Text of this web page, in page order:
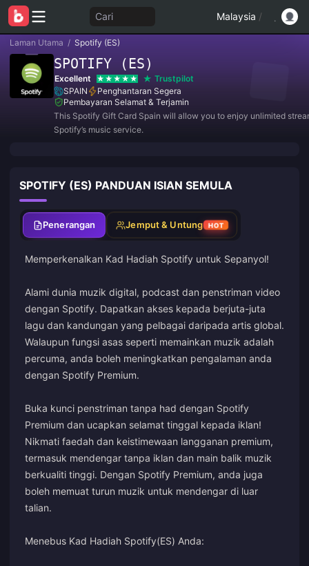
Cari Malaysia /
Laman Utama / Spotify (ES)
SPOTIFY (ES)
Excellent
Trustpilot
SPAIN
Penghantaran Segera
Pembayaran Selamat & Terjamin
This Spotify Gift Card Spain will allow you to enjoy unlimited
Spotify’s music service.
SPOTIFY (ES) PANDUAN ISIAN SEMULA
Penerangan Jemput & Untung HOT
Memperkenalkan Kad Hadiah Spotify untuk Sepanyol!
Alami dunia muzik digital, podcast dan penstriman video
dengan Spotify. Dapatkan akses kepada berjuta-juta
lagu dan kandungan yang pelbagai daripada artis global.
Walaupun fungsi asas seperti memainkan muzik adalah
percuma, anda boleh meningkatkan pengalaman anda
dengan Spotify Premium.
Buka kunci penstriman tanpa had dengan Spotify
Premium dan ucapkan selamat tinggal kepada iklan!
Nikmati faedah dan keistimewaan langganan premium,
termasuk mendengar tanpa iklan dan main balik muzik
berkualiti tinggi. Dengan Spotify Premium, anda juga
boleh memuat turun muzik untuk mendengar di luar
talian.
Menebus Kad Hadiah Spotify(ES) Anda: